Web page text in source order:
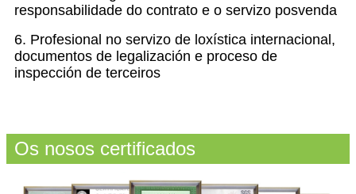
responsabilidade do contrato e o servizo posvenda
6. Profesional no servizo de loxística internacional,
documentos de legalización e proceso de
inspección de terceiros
Os nosos certificados